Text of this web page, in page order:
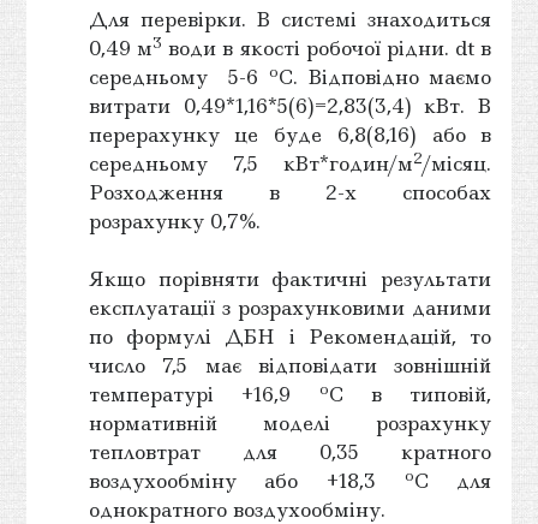
Для перевірки. В системі знаходиться
0,49 м3 води в якості робочої рідни. dt в
середньому 5-6 оС. Відповідно маємо
витрати 0,49*1,16*5(6)=2,83(3,4) кВт. В
перерахунку це буде 6,8(8,16) або в
середньому 7,5 кВт*годин/м2/місяц.
Розходження в 2-х способах
розрахунку 0,7%.
Якщо порівняти фактичні результати
експлуатації з розрахунковими даними
по формулі ДБН і Рекомендацій, то
число 7,5 має відповідати зовнішній
температурі +16,9
оС в типовій,
нормативній моделі розрахунку
тепловтрат для 0,35 кратного
воздухообміну або +18,3
оС для
однократного воздухообміну.